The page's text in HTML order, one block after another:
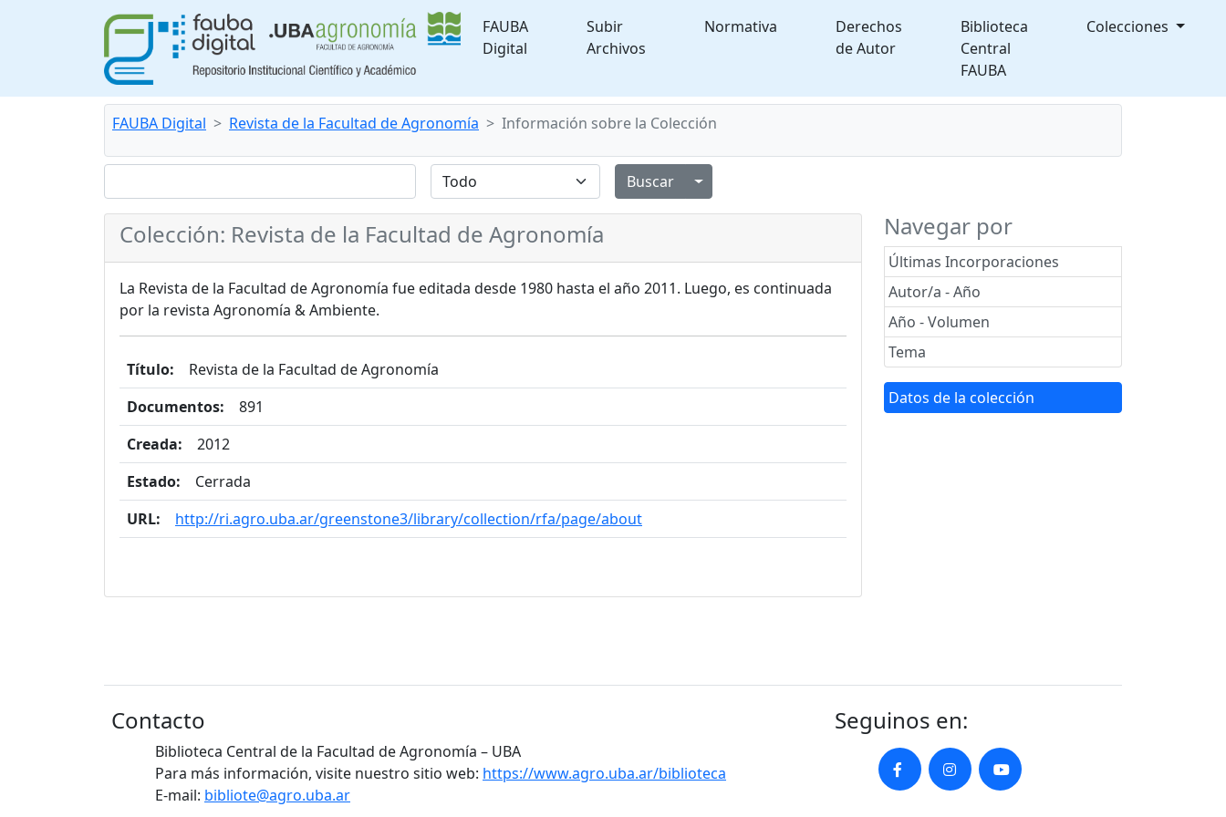
FAUBA
Digital
Subir
Archivos
Normativa
Derechos
de Autor
Biblioteca
Central
FAUBA
Colecciones
FAUBA Digital Revista de la Facultad de Agronomía Información sobre la Colección
Alternar menú desplegable
Colección: Revista de la Facultad de Agronomía
La Revista de la Facultad de Agronomía fue editada desde 1980 hasta el año 2011. Luego, es continuada
por la revista Agronomía & Ambiente.
Título:
Revista de la Facultad de Agronomía
Documentos:
891
Creada:
2012
Estado:
Cerrada
URL:
http://ri.agro.uba.ar/greenstone3/library/collection/rfa/page/about
Navegar por
Últimas Incorporaciones
Autor/a - Año
Año - Volumen
Tema
Datos de la colección
Contacto
Biblioteca Central de la Facultad de Agronomía – UBA
Para más información, visite nuestro sitio web: https://www.agro.uba.ar/biblioteca
E-mail: bibliote@agro.uba.ar
Seguinos en: